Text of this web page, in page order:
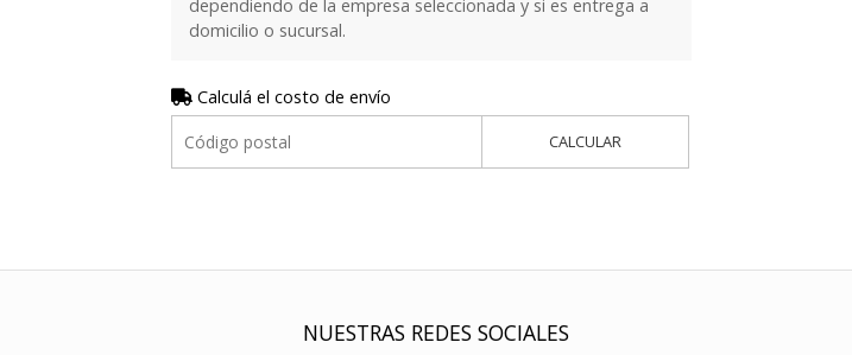
dependiendo de la empresa seleccionada y si es entrega a
domicilio o sucursal.
Calculá el costo de envío
CALCULAR
NUESTRAS REDES SOCIALES